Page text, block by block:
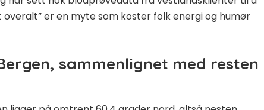
overalt” er en myte som koster folk energi og humør
sammenlignet med resten